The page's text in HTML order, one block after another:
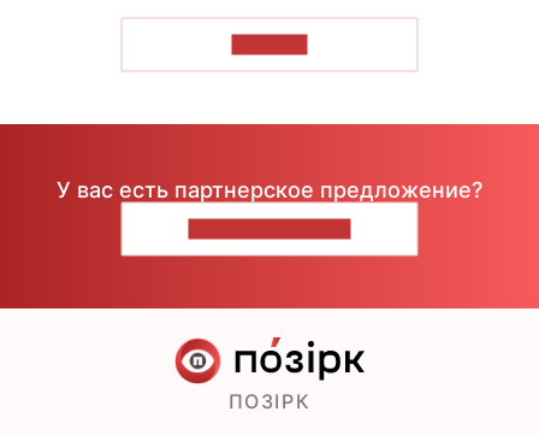
У вас есть партнерское предложение?
ПОЗІРК